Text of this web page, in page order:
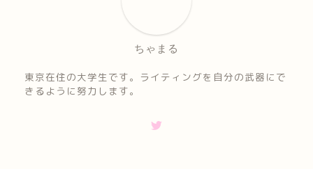
ちゃまる
東京在住の大学生です。ライティングを自分の武器にで
きるように努力します。